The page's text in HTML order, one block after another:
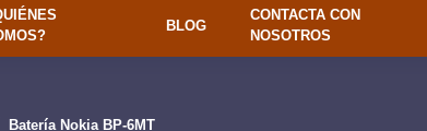
BLOG
CONTACTA CON
NOSOTROS
Batería Nokia BP-6MT